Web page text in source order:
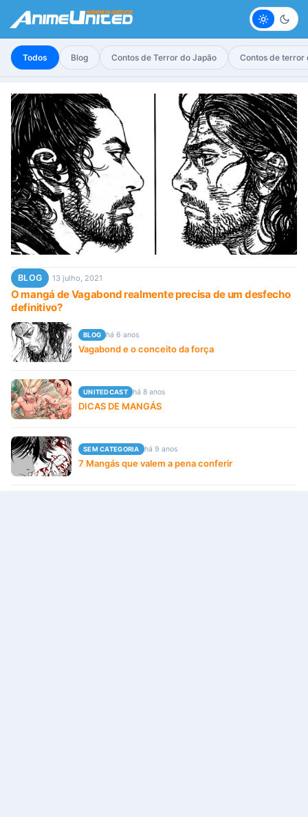
Claro
Todos Blog Contos de Terror do Japão Contos de terror
BLOG 13 julho, 2021
O mangá de Vagabond realmente precisa de um desfecho
definitivo?
BLOG há 6 anos
Vagabond e o conceito da força
UNITEDCAST há 8 anos
DICAS DE MANGÁS
SEM CATEGORIA há 9 anos
7 Mangás que valem a pena conferir